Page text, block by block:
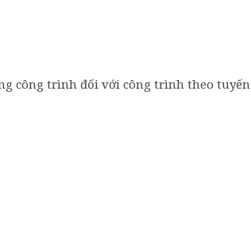
công trình đối với công trình theo tuyến